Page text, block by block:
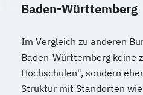
Baden-Württemberg
Im Vergleich zu anderen
Baden-Württemberg keine
Hochschulen", sondern
Struktur mit Standorten